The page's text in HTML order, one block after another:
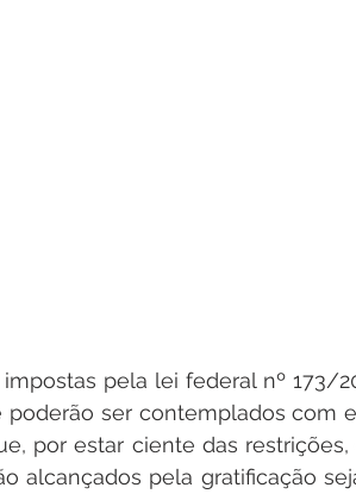
pela lei federal nº 173/
ser contemplados com
por estar ciente das
alcançados pela gratificação